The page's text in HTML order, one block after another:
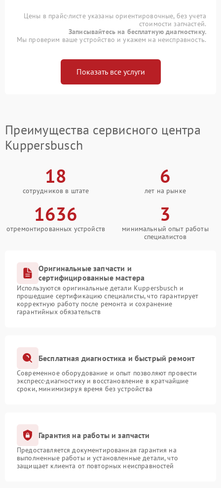
Цены в прайс-листе указаны ориентировочные, без учета
стоимости запчастей.
Записывайтесь на бесплатную диагностику.
Мы проверим ваше устройство и укажем на неисправность.
Показать все услуги
Преимущества сервисного центра
Kuppersbusch
18
сотрудников в штате
6
лет на рынке
1636
отремонтированных устройств
3
минимальный опыт работы
специалистов
Оригинальные запчасти и
сертифицированные мастера
Используются оригинальные детали Kuppersbusch и
прошедшие сертификацию специалисты, что гарантирует
корректную работу после ремонта и сохранение
гарантийных обязательств
Бесплатная диагностика и быстрый ремонт
Современное оборудование и опыт позволяют провести
экспресс-диагностику и восстановление в кратчайшие
сроки, минимизируя время без устройства
Гарантия на работы и запчасти
Предоставляется документированная гарантия на
выполненные работы и установленные детали, что
защищает клиента от повторных неисправностей